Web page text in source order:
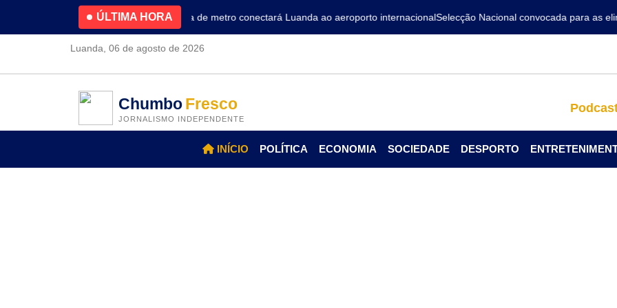
ÚLTIMA HORA
4.2% no primeiro trimestreNova linha de metro conectará Luanda ao aeroporto internacionalSelecção Nacional convocada para as
Luanda, 06 de agosto de 2026
ChumboFresco
JORNALISMO INDEPENDENTE
INÍCIO POLÍTICA ECONOMIA SOCIEDADE DESPORTO